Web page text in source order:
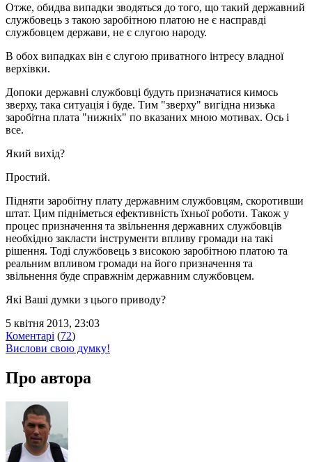
Отже, обидва випадки зводяться до того, що такий державний
службовець з такою заробітною платою не є насправді
службовцем держави, не є слугою народу.
В обох випадках він є слугою приватного інтресу владної
верхівки.
Допоки державні службовці будуть призначатися кимось
зверху, така ситуація і буде. Тим "зверху" вигідна низька
заробітна плата "нижніх" по вказаних мною мотивах. Ось і
все.
Який вихід?
Простий.
Підняти заробітну плату державним службовцям, скоротивши
штат. Цим підніметься ефективність їхньої роботи. Також у
процес призначення та звільнення державних службовців
необхідно закласти інструменти впливу громади на такі
рішення. Тоді службовець з високою заробітною платою та
реальним впливом громади на його призначення та
звільнення буде справжнім державним службовцем.
Які Ваші думки з цього приводу?
5 квітня 2013, 23:03
Коментарі (72)
Вислови свою думку!
Про автора